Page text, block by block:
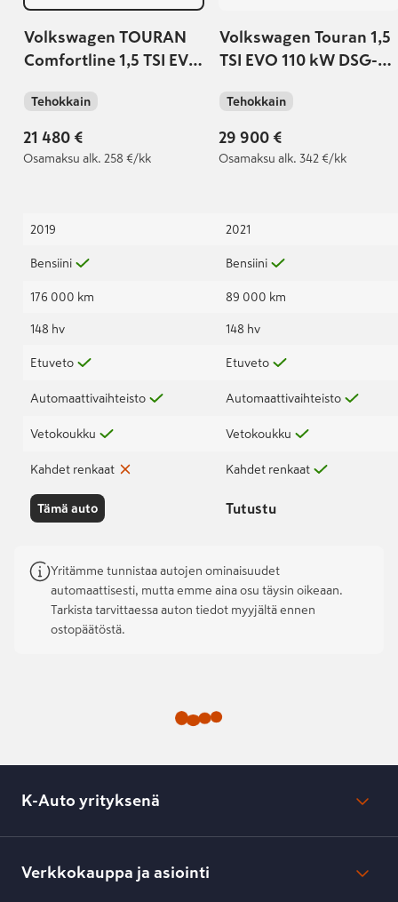
Volkswagen TOURAN
Comfortline 1,5 TSI EVO
automaatti
Tehokkain
21 480 €
Osamaksu alk. 258 €/kk
2019
Bensiini
176 000 km
148 hv
Etuveto
Automaattivaihteisto
Vetokoukku
Kahdet renkaat
Tämä auto
Volkswagen Touran 1,5
TSI EVO 110 kW DSG-
Tehokkain
29 900 €
Osamaksu alk. 342 €/kk
2021
Bensiini
89 000 km
148 hv
Etuveto
Automaattivaihteisto
Vetokoukku
Kahdet renkaat
Tutustu
Yritämme tunnistaa autojen ominaisuudet
automaattisesti, mutta emme aina osu täysin oikeaan.
Tarkista tarvittaessa auton tiedot myyjältä ennen
ostopäätöstä.
K-Auto yrityksenä
Lehdistötiedotteet
Toimipisteiden yhteystiedot
Verkkokauppa ja asiointi